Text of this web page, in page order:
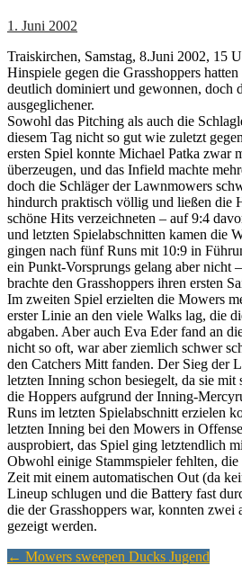
1. Juni 2002
Traiskirchen, Samstag, 8.Juni 2002, 15
Hinspiele gegen die Grasshoppers
deutlich dominiert und gewonnen, doch
ausgeglichener.
Sowohl das Pitching als auch die
diesem Tag nicht so gut wie zuletzt
ersten Spiel konnte Michael Patka zwar
überzeugen, und das Infield machte
doch die Schläger der Lawnmowers
hindurch praktisch völlig und ließen die
schöne Hits verzeichneten – auf 9:4
und letzten Spielabschnitten kamen die
gingen nach fünf Runs mit 10:9 in
ein Punkt-Vorsprungs gelang aber nicht
brachte den Grasshoppers ihren ersten
Im zweiten Spiel erzielten die Mowers
erster Linie an den viele Walks lag, die
abgaben. Aber auch Eva Eder fand an
nicht so oft, war aber ziemlich schwer
den Catchers Mitt fanden. Der Sieg der
letzten Inning schon besiegelt, da sie mit
die Hoppers aufgrund der Inning-
Runs im letzten Spielabschnitt erzielen
letzten Inning bei den Mowers in
ausprobiert, das Spiel ging letztendlich
Obwohl einige Stammspieler fehlten,
Zeit mit einem automatischen Out (da
Lineup schlugen und die Battery fast
die der Grasshoppers war, konnten zwei
gezeigt werden.
Artikel-
← Mowers sweepen Ducks Jugend